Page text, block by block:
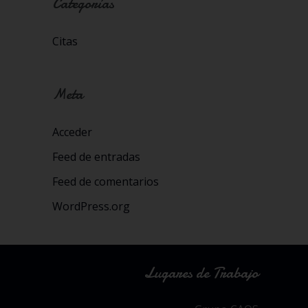
Citas
Meta
Acceder
Feed de entradas
Feed de comentarios
WordPress.org
Lugares de Trabajo